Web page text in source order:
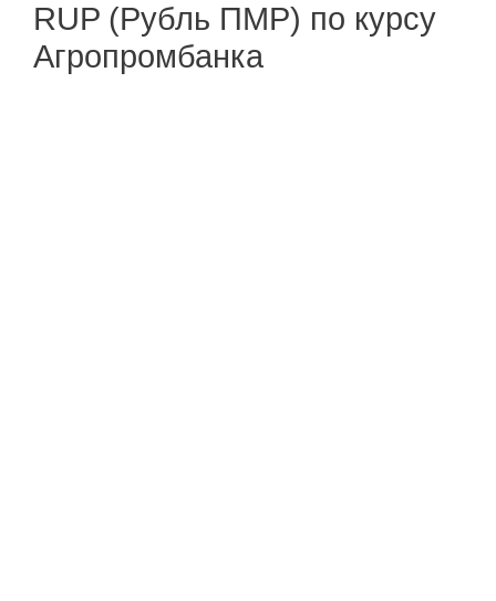
RUP (Рубль ПМР) по курсу
Агропромбанка